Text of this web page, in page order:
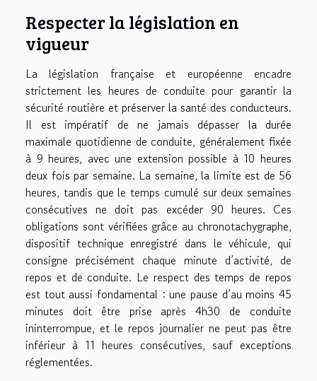
Respecter la législation en
vigueur
La législation française et européenne encadre
strictement les heures de conduite pour garantir la
sécurité routière et préserver la santé des conducteurs.
Il est impératif de ne jamais dépasser la durée
maximale quotidienne de conduite, généralement fixée
à 9 heures, avec une extension possible à 10 heures
deux fois par semaine. La semaine, la limite est de 56
heures, tandis que le temps cumulé sur deux semaines
consécutives ne doit pas excéder 90 heures. Ces
obligations sont vérifiées grâce au chronotachygraphe,
dispositif technique enregistré dans le véhicule, qui
consigne précisément chaque minute d’activité, de
repos et de conduite. Le respect des temps de repos
est tout aussi fondamental : une pause d’au moins 45
minutes doit être prise après 4h30 de conduite
ininterrompue, et le repos journalier ne peut pas être
inférieur à 11 heures consécutives, sauf exceptions
réglementées.